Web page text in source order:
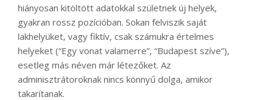
hiányosan kitöltött adatokkal születnek új helyek,
gyakran rossz pozícióban. Sokan felviszik saját
lakhelyüket, vagy fiktív, csak számukra értelmes
helyeket (“Egy vonat valamerre”, “Budapest szíve”),
esetleg más néven már létezőket. Az
adminisztrátoroknak nincs könnyű dolga, amikor
takarítanak.